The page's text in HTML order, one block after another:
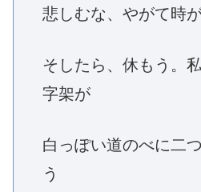
悲しむな、やがて時
そしたら、休もう。
字架が
白っぽい道のべに二
う